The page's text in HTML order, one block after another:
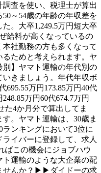
査を使い、税理士が算出
～54歳の年齢の年収差を
。大卒1,249.5万円短大卒
給料が高くなっているの
社勤務の方も多くなって
ためと考えられます。ヤ
】ヤマト運輸の年代別の
きましょう。年代年収ボ
695.55万円173.85万円40代
万円60代674.7万円
4か月分で算出してま
。ヤマト運輸は、30歳ま
ンキングにおいて3位に
イバーに登録して、求人
ばこの機会にジョブハウ
運輸のような大企業の配
せんか？▶▶ダイドーの求